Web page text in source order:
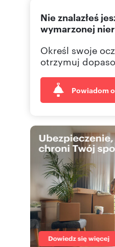
Nie znalazłeś
wymarzonej
Określ swoje
otrzymuj
Powiadom